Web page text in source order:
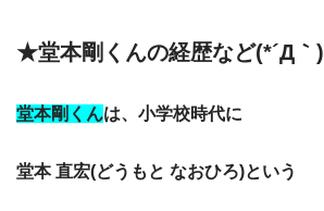
★堂本剛くんの経歴など(*´Д｀)
堂本剛くんは、小学校時代に
堂本 直宏(どうもと なおひろ)という